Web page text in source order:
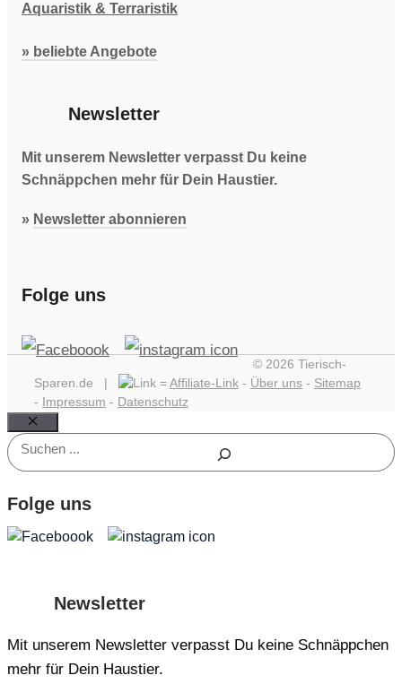
Aquaristik & Terraristik
» beliebte Angebote
Newsletter
Mit unserem Newsletter verpasst Du keine
Schnäppchen mehr für Dein Haustier.
» Newsletter abonnieren
Folge uns
© 2026 Tierisch-
Sparen.de |
=Affiliate-Link - Über uns - Sitemap
- Impressum - Datenschutz
Schließen
Suchen
Folge uns
Newsletter
Mit unserem Newsletter verpasst Du keine Schnäppchen
mehr für Dein Haustier.